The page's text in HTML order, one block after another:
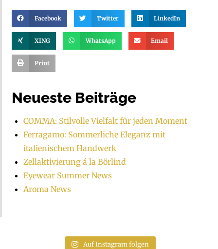
Facebook Twitter LinkedIn
XING WhatsApp Email
Print
Neueste Beiträge
COMMA: Stilvolle Vielfalt für jeden Moment
Ferragamo: Sommerliche Eleganz mit
italienischem Handwerk
Zellaktivierung á la Börlind
Eyewear Summer News
Aroma News
Auf Instagram folgen